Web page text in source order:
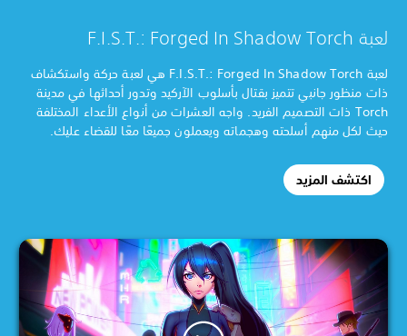
لعبة F.I.S.T.: Forged In Shadow Torch
لعبة F.I.S.T.: Forged In Shadow Torch هي لعبة حركة واستكشاف
ذات منظور جانبي تتميز بقتال بأسلوب الآركيد وتدور أحداثها في مدينة
Torch ذات التصميم الفريد. واجه العشرات من أنواع الأعداء المختلفة
حيث لكل منهم أسلحته وهجماته ويعملون جميعًا معًا للقضاء عليك.
اكتشف المزيد